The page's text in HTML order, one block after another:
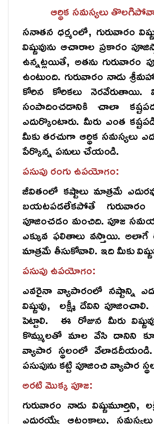
ఆర్థిక సమస్యలు
సనాతన ధర్మంలో, గురువారం
విష్ణువును ఆచారాల ప్రకారం
ఉన్నట్లయితే, అతను
ఉంటుంది. గురువారం నాడు
కోరిన కోరికలు
సంపాదించడానికి చాలా
ఎదుర్కొంటారు. మీరు ఎంత
మీకు తరచుగా ఆర్థిక సమస్యలు
పేర్కొన్న పనులు చేయండి.
పసుపు రంగు ఉపయోగం:
జీవితంలో కష్టాలు మాత్రమే
బయటపడలేకపోతే గురువారం
పూజించడం మంచిది. పూజ
ఎక్కువ ఫలితాలు వస్తాయి. అలాగే
మాత్రమే తీసుకోవాలి. ఇది మీకు
పసుపు ఉపయోగం:
ఎవరైనా వ్యాపారంలో నష్టాన్ని
విష్ణువు, లక్ష్మీ దేవిని
పెట్టాలి. ఈ రోజున మీరు
కొమ్ములతో మాల వేసి దానిని
వ్యాపార స్థలంలో వేలాడదీయండి.
పసుపును కట్టి పూజించి వ్యాపార
అరటి మొక్క పూజ:
గురువారం నాడు
ఎదురయ్యే ఆటంకాలు,